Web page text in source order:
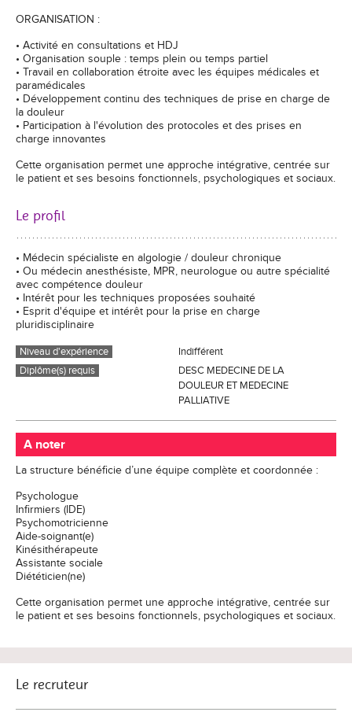
ORGANISATION :
• Activité en consultations et HDJ
• Organisation souple : temps plein ou temps partiel
• Travail en collaboration étroite avec les équipes médicales et
paramédicales
• Développement continu des techniques de prise en charge de
la douleur
• Participation à l'évolution des protocoles et des prises en
charge innovantes
Cette organisation permet une approche intégrative, centrée sur
le patient et ses besoins fonctionnels, psychologiques et sociaux.
Le profil
• Médecin spécialiste en algologie / douleur chronique
• Ou médecin anesthésiste, MPR, neurologue ou autre spécialité
avec compétence douleur
• Intérêt pour les techniques proposées souhaité
• Esprit d'équipe et intérêt pour la prise en charge
pluridisciplinaire
Niveau d'expérience
Indifférent
Diplôme(s) requis
DESC MEDECINE DE LA
DOULEUR ET MEDECINE
PALLIATIVE
A noter
La structure bénéficie d’une équipe complète et coordonnée :
Psychologue
Infirmiers (IDE)
Psychomotricienne
Aide-soignant(e)
Kinésithérapeute
Assistante sociale
Diététicien(ne)
Cette organisation permet une approche intégrative, centrée sur
le patient et ses besoins fonctionnels, psychologiques et sociaux.
Le recruteur